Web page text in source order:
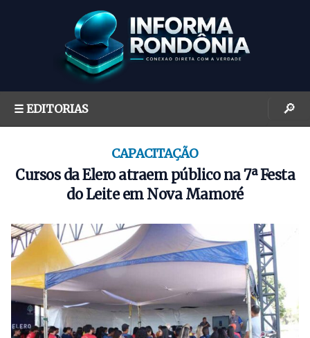
☰ EDITORIAS 🔎
CAPACITAÇÃO
Cursos da Elero atraem público na 7ª Festa
do Leite em Nova Mamoré